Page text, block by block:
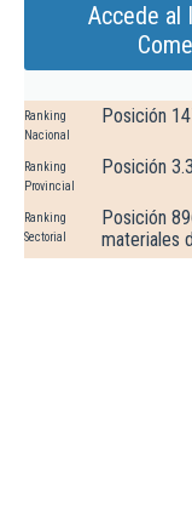
Accede al
Ranking
Nacional
Posición
Ranking
Provincial
Posición
Ranking
Sectorial
Posición
materiales